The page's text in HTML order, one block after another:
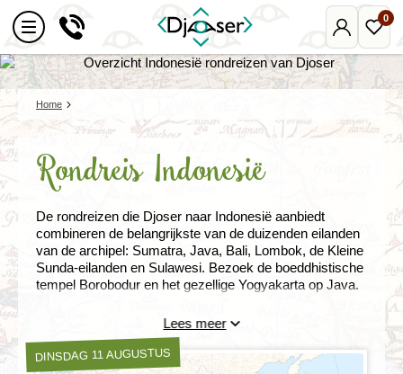
Mijn
Djoser
0
Home
Rondreis Indonesië
De rondreizen die Djoser naar Indonesië aanbiedt
combineren de belangrijkste van de duizenden eilanden
van de archipel: Sumatra, Java, Bali, Lombok, de Kleine
Sunda-eilanden en Sulawesi. Bezoek de boeddhistische
tempel Borobodur en het gezellige Yogyakarta op Java.
kennis met de traditionele culturen op Sumatra.
Lees meer
DINSDAG 11 AUGUSTUS